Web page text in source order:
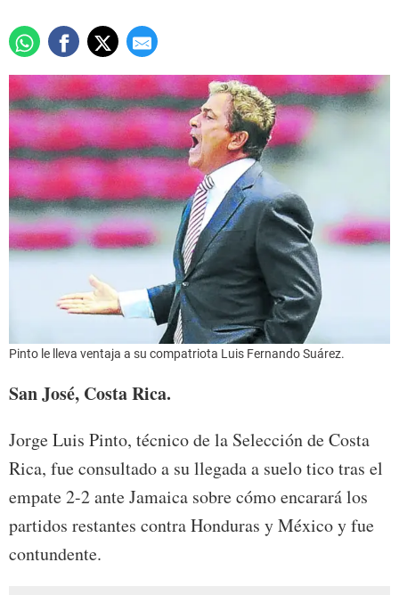
Pinto le lleva ventaja a su compatriota Luis Fernando Suárez.
San José, Costa Rica.
Jorge Luis Pinto, técnico de la Selección de Costa
Rica, fue consultado a su llegada a suelo tico tras el
empate 2-2 ante Jamaica sobre cómo encarará los
partidos restantes contra Honduras y México y fue
contundente.